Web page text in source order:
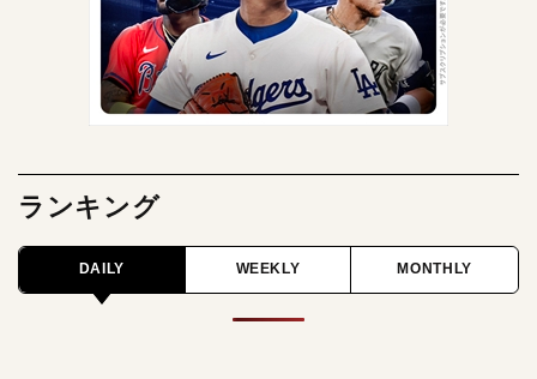
ランキング
DAILY WEEKLY MONTHLY